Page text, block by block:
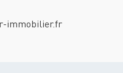
immobilier.fr